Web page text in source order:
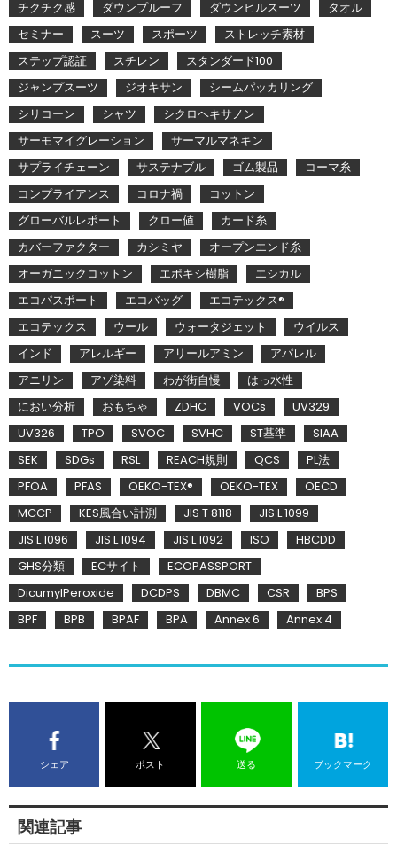
チクチク感 ダウンプルーフ ダウンヒルスーツ
タオル
セミナー
スーツ スポーツ
ストレッチ素材
ステップ認証
スチレン
スタンダード100
ジャンプスーツ
ジオキサン
シームパッカリング
シリコーン
シャツ
シクロヘキサノン
サーモマイグレーション
サーマルマネキン
サプライチェーン
サステナブル ゴム製品
コーマ糸
コンプライアンス
コロナ禍
コットン
グローバルレポート
クロー値
カード糸
カバーファクター
カシミヤ
オープンエンド糸
オーガニックコットン
エポキシ樹脂
エシカル
エコパスポート
エコバッグ
エコテックス®
エコテックス
ウール ウォータジェット
ウイルス
インド
アレルギー アリールアミン
アパレル
アニリン
アゾ染料 わが街自慢
はっ水性
におい分析
おもちゃ ZDHC VOCs
UV329
UV326
TPO SVOC SVHC ST基準
SIAA
SEK
SDGs RSL REACH規則 QCS
PL法
PFOA
PFAS OEKO-TEX® OEKO-TEX
OECD
MCCP
KES風合い計測 JIS T 8118
JIS L 1099
JIS L 1096
JIS L 1094 JIS L 1092 ISO
HBCDD
GHS分類
ECサイト
ECOPASSPORT
DicumylPeroxide
DCDPS DBMC CSR
BPS
BPF
BPB BPAF BPA Annex 6 Annex 4
シェア ポスト 送る ブックマーク
関連記事